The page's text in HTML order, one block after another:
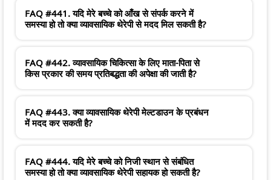
FAQ #441. यदि मेरे बच्चे को आँख से संपर्क करने में
समस्या हो तो क्या व्यावसायिक थेरेपी से मदद मिल सकती है?
FAQ #442. व्यावसायिक चिकित्सा के लिए माता-पिता से
किस प्रकार की समय प्रतिबद्धता की अपेक्षा की जाती है?
FAQ #443. क्या व्यावसायिक थेरेपी मेल्टडाउन के प्रबंधन
में मदद कर सकती है?
FAQ #444. यदि मेरे बच्चे को निजी स्थान से संबंधित
समस्या हो तो क्या व्यावसायिक थेरेपी सहायक हो सकती है?